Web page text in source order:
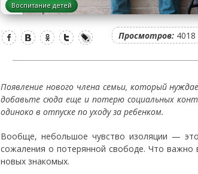
Воспитание детей
Просмотров: 4018
Появление нового члена семьи, который
добавьте сюда еще и потерю социальных
одиноко в отпуске по уходу за ребенком.
Вообще, небольшое чувство изоляции —
сожаления о потерянной свободе. Что
новых знакомых.